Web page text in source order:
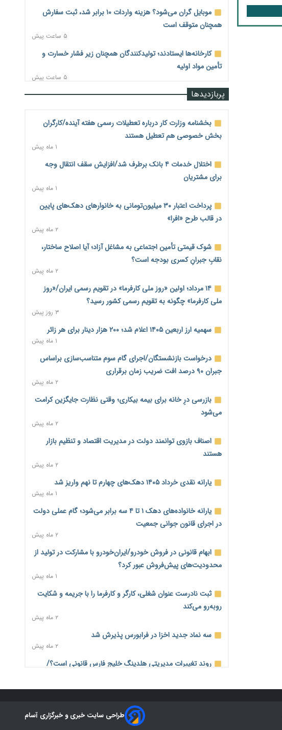
موبایل گران می‌شود؟ هزینه واردات ۱۰ برابر شد، ثبت سفارش
همچنان متوقف است
۵ ساعت پیش
کارخانه‌ها ایستادند؛ تولیدکنندگان همچنان زیر فشار خسارت و
تأمین مواد اولیه
۵ ساعت پیش
قیمت مسکن در دست سازنده‌های خرد؛ چگونه «عددسازی» بازار
۵ ساعت پیش
۶ ساعت پیش
منابع صندوق ملی مسکن به متقاضیان رسید؛ اولویت با
۶ ساعت پیش
هشدار درباره آینده صندوق‌های بازنشستگی؛ اعتماد بیمه‌پردازان
ترمیم مزد در راه است؟ تأکید بر افزایش مزد پایه و شفافیت سبد
۷ ساعت پیش
وام بدون رتبه اعتباری؛ صندوق کارآفرینی امید از حمایت متفاوت
ناترازی برق ۳۰ درصد کاهش یافت؛ وعده وزارت نیرو برای رفع
محدودیت صنایع
ورود بخش خصوصی به حکمرانی اشتغال؛ «یاوران پیشرفت»
امسال گسترده‌تر می‌شود
مطالبه کارگران جنوب برای پرداخت «حق جنگ»؛ از نفت و گاز تا
شبکه برق
حساب‌های شرکت ملی نفت در بانک صنعت و معدن مسدود
شد؛ بدهی یک میلیارد دلاری
درآمد کارگزاری‌ها چقدر است؟ کانون کارگزاران اعداد منتشرشده
در فضای مجازی را تکذیب کرد
بیکاری ۷ درصدی روی کاغذ؛ آیا در واقعیت هم این چنین است؟
روز خبرنگار؛ مطالبه‌ای فراتر از تبریک برای پاسداشت حقیقت و
امنیت شغلی
زائران اربعین نگران ارز باقی‌مانده نباشند؛ خرید دینار در بانک‌ها و
صرافی‌ها
جنگ کریدورها وارد فاز جدید شد؛ سرمایه‌گذاری ۳۴۵ میلیارد
۳ روز پیش
پربازدیدها
بخشنامه وزارت کار درباره تعطیلات رسمی هفته آینده/کارگران
بخش خصوصی هم تعطیل هستند
۱ ماه پیش
اختلال خدمات ۴ بانک برطرف شد/افزایش سقف انتقال وجه
برای مشتریان
۱ ماه پیش
پرداخت اعتبار ۳۰ میلیون‌تومانی به خانوارهای دهک‌های پایین
در قالب طرح «افرا»
۲ ماه پیش
شوک قیمتی تأمین اجتماعی به مشاغل آزاد؛ آیا اصلاح ساختار،
نقابِ جبرانِ کسری بودجه است؟
۲ ماه پیش
۱۴ مرداد؛ اولین «روز ملی کارفرما» در تقویم رسمی ایران/«روز
ملی کارفرما» چگونه به تقویم رسمی کشور رسید؟
۳ روز پیش
سهمیه ارز اربعین ۱۴۰۵ اعلام شد؛ ۲۰۰ هزار دینار برای هر زائر
۱ ماه پیش
درخواست بازنشستگان/اجرای گام سوم متناسب‌سازی براساس
جبران ۹۰ درصد افت ضریب زمان برقراری
۲ ماه پیش
بازرسی درِ خانه برای بیمه بیکاری؛ وقتی نظارت جایگزین کرامت
می‌شود
۲ ماه پیش
اصناف بازوی توانمند دولت در مدیریت اقتصاد و تنظیم بازار
هستند
۲ ماه پیش
یارانه نقدی خرداد ۱۴۰۵ دهک‌های چهارم تا نهم واریز شد
۱ ماه پیش
یارانه خانواده‌های دهک ۱ تا ۴ سه برابر می‌شود؛ گام عملی دولت
در اجرای قانون جوانی جمعیت
۲ ماه پیش
ابهام قانونی در فروش خودرو/ایران‌خودرو با مشارکت در تولید از
محدودیت‌های پیش‌فروش عبور کرد؟
۱ ماه پیش
ثبت نادرست عنوان شغلی، کارگر و کارفرما را با جریمه و شکایت
روبه‌رو می‌کند
۲ ماه پیش
سه نماد جدید اخزا در فرابورس پذیرش شد
۲ ماه پیش
روند تغییرات مدیریتی هلدینگ خلیج فارس قانونی است؟/
۱ ماه پیش
هشدار درباره «۴ درصد» مشاغل سخت و زیان‌آور/کارفرمایان
پرداخت را به بازنشستگی موکول نکنندطراحی سایت خبری و خبرگزاری آسام